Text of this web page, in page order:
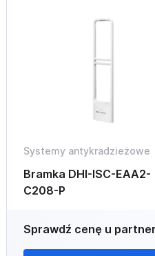
Systemy antykradzieżowe
Bramka DHI-ISC-EAA2-
C208-P
Sprawdź cenę u